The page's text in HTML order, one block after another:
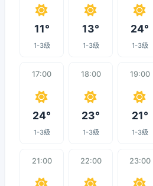
11°
1-3级
13°
1-3级
24°
1-3级
17:00
24°
1-3级
18:00
23°
1-3级
19:00
21°
1-3级
21:00 22:00 23:00